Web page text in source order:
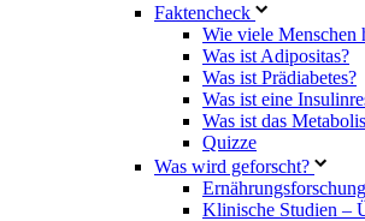
Faktencheck
Wie viele Menschen
Was ist Adipositas?
Was ist Prädiabetes?
Was ist eine
Was ist das
Quizze
Was wird geforscht?
Ernährungsforschung
Klinische Studien –